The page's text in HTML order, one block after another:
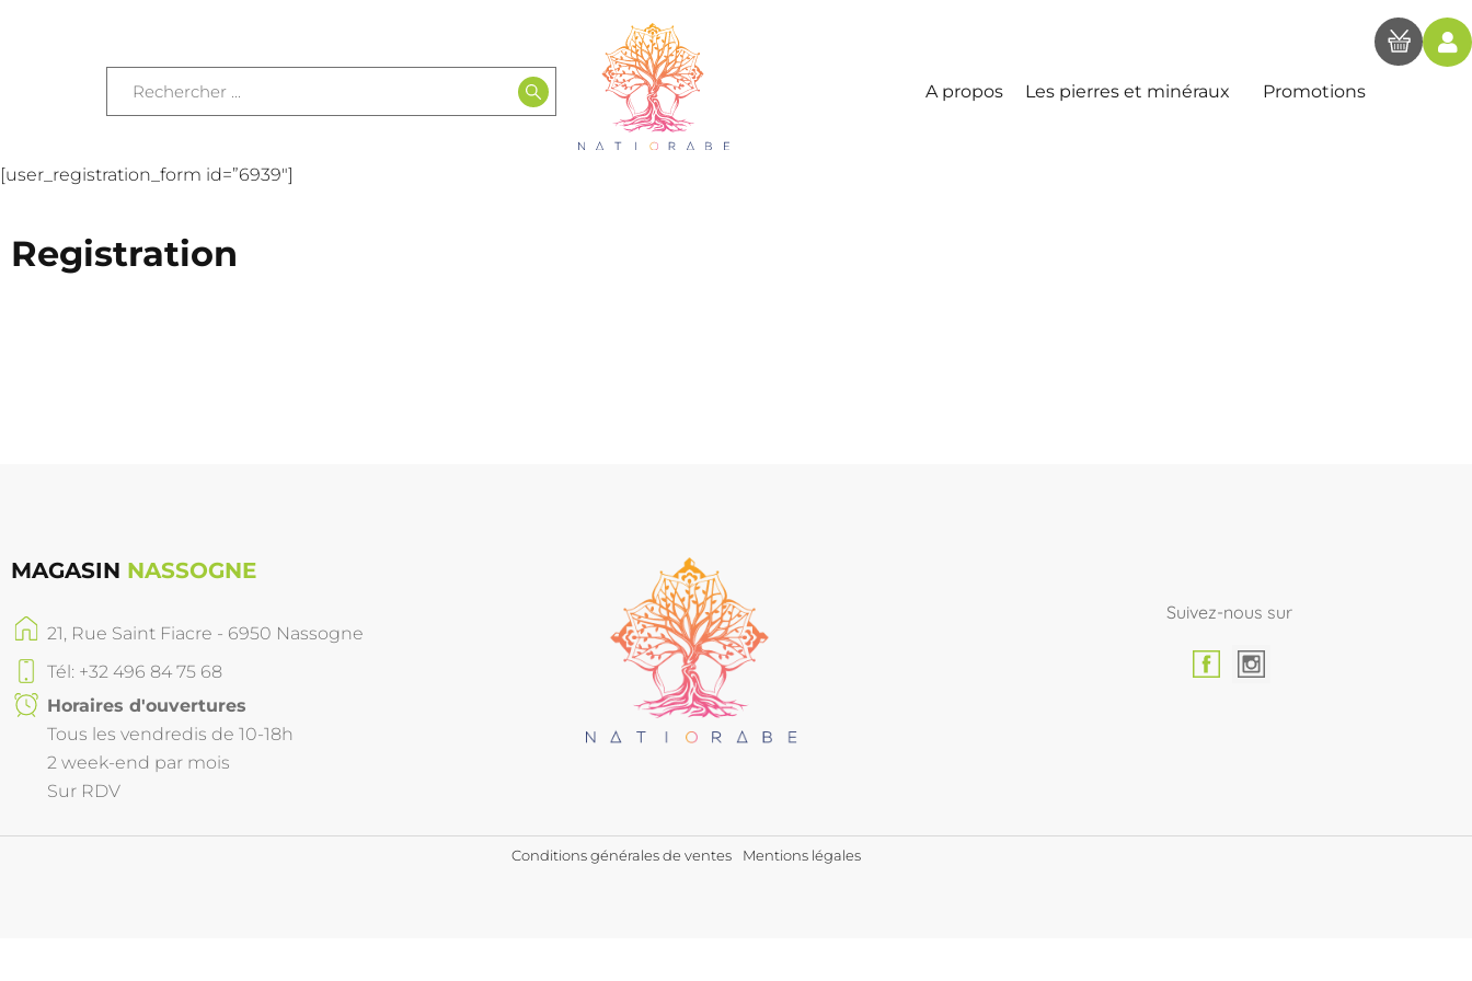
A propos Les pierres et minéraux Promotions
[user_registration_form id=”6939″]
Registration
MAGASIN NASSOGNE
21, Rue Saint Fiacre - 6950 Nassogne
Tél: +32 496 84 75 68
Horaires d'ouvertures
Tous les vendredis de 10-18h
2 week-end par mois
Sur RDV
Suivez-nous sur
Conditions générales de ventes Mentions légales